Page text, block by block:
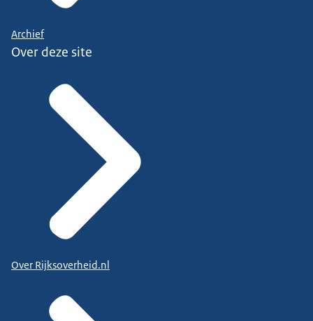
Archief
Over deze site
Over Rijksoverheid.nl